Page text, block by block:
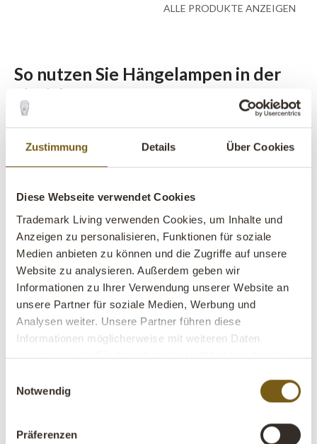
Zustimmung Details Über Cookies
Diese Webseite verwendet Cookies
Trademark Living verwenden Cookies, um Inhalte und
Anzeigen zu personalisieren, Funktionen für soziale
Medien anbieten zu können und die Zugriffe auf unsere
Website zu analysieren. Außerdem geben wir
Informationen zu Ihrer Verwendung unserer Website an
unsere Partner für soziale Medien, Werbung und
Analysen weiter. Unsere Partner führen diese
Informationen möglicherweise mit weiteren Daten
zusammen, die Sie ihnen bereitgestellt haben oder die
haben.
Notwendig
Präferenzen
ALLE PRODUKTE ANZEIGEN
So nutzen Sie Hängelampen in der
Einrichtung
Hängelampen sind nicht nur funktional. Sie bestimmen, wie
ein Raum wahrgenommen wird.
Schaffen Sie Zonen mit Licht
Nutzen Sie Hängelampen, um Bereiche zu definieren
Denken Sie in Atmosphäre, nicht nur in Funktion
Im Café und Restaurant:
Pendelleuchten über Tischen schaffen Nähe und Ruhe –
besonders in Kombination mitdekorativen LED-
Leuchtmittelnmit warmem Licht.
Im Einzelhandel:
Stopppunkte im Kundenfluss schaffen.